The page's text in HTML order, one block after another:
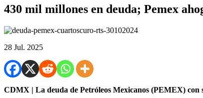
430 mil millones en deuda; Pemex
28 Jul. 2025
CDMX | La deuda de Petróleos Mexicanos (PEMEX) con